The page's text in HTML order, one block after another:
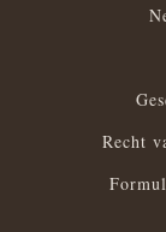
Recht